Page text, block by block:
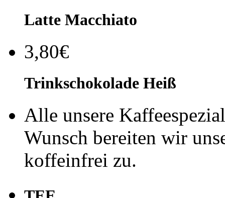
Latte Macchiato
3,80€
Trinkschokolade Heiß
Alle unsere
Wunsch bereiten wir
koffeinfrei zu.